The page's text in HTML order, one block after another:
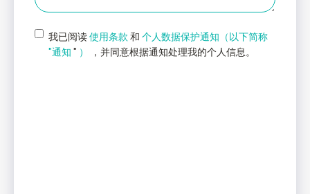
我已阅读使用条款 和 个人数据保护通知（以下简称
"通知 " ） ，并同意根据通知处理我的个人信息。